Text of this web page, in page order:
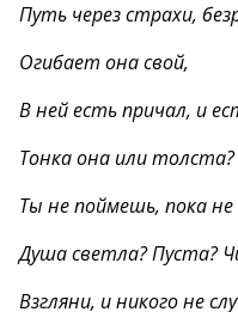
Путь через страхи,
Огибает она свой,
В ней есть причал, и
Тонка она или толста?
Ты не поймешь, пока
Душа светла? Пуста?
Взгляни, и никого не